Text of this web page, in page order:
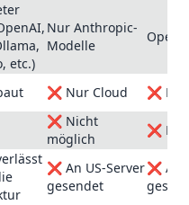
etc.)
Nur Anthropic-
Modelle
❌ Nur Cloud ❌
❌ Nicht
möglich
❌
❌ An US-Server
gesendet
❌ An